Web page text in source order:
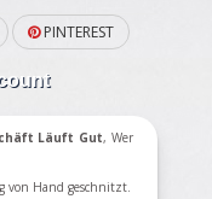
PINTEREST
Läuft Gut, Wer
von Hand geschnitzt.